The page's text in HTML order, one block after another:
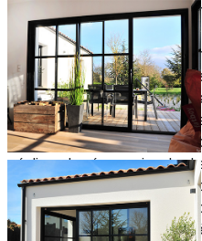
est la raison pour laquelle la
intéressent. Son utilisation
d'efforts. Outre l'esthétique
votre logement, la baie
ultra-fonctionnalité. Grâce à
donne la possibilité de
avec la chaleur naturelle du
réaliser des économies de
lorsque la baie vitrée est exposée
la baie vitrée coulissante
- Une bonne efficacité